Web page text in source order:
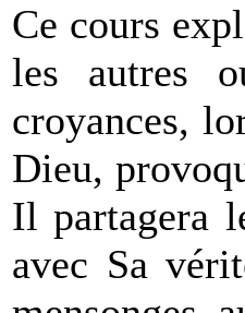
Ce cours
les autres
croyances,
Dieu,
Il partagera
avec Sa